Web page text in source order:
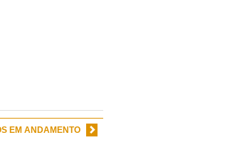
EM ANDAMENTO